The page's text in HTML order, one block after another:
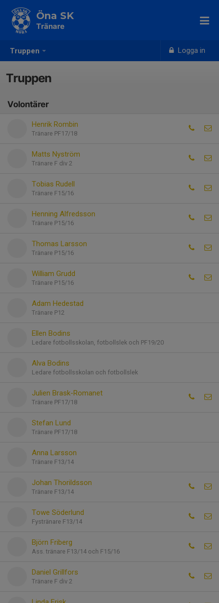
Truppen Logga in
Öna SK
Tränare
Truppen
Volontärer
Henrik Rombin
Tränare PF17/18
Matts Nyström
Tränare F div 2
Tobias Rudell
Tränare F15/16
Henning Alfredsson
Tränare P15/16
Thomas Larsson
Tränare P15/16
William Grudd
Tränare P15/16
Adam Hedestad
Tränare P12
Ellen Bodins
Ledare fotbollsskolan, fotbollslek och PF19/20
Alva Bodins
Ledare fotbollsskolan och fotbollslek
Julien Brask-Romanet
Tränare PF17/18
Stefan Lund
Tränare PF17/18
Anna Larsson
Tränare F13/14
Johan Thorildsson
Tränare F13/14
Towe Söderlund
Fystränare F13/14
Björn Friberg
Ass. tränare F13/14 och F15/16
Daniel Grillfors
Tränare F div 2